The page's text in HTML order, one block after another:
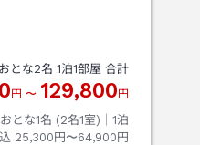
おとな2名 1泊1部屋 合計
円 〜 129,800 円
おとな1名 (2名1室)｜ 1泊
25,300円〜64,900円